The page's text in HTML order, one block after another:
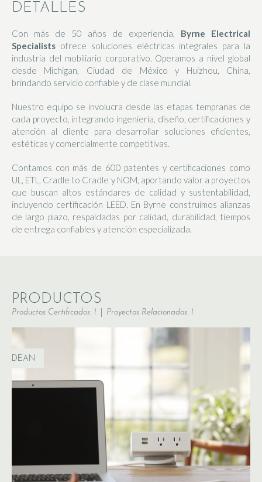
DETALLES
Con más de 50 años de experiencia, Byrne Electrical
Specialists ofrece soluciones eléctricas integrales para la
industria del mobiliario corporativo. Operamos a nivel global
desde Michigan, Ciudad de México y Huizhou, China,
brindando servicio confiable y de clase mundial.
Nuestro equipo se involucra desde las etapas tempranas de
cada proyecto, integrando ingeniería, diseño, certificaciones y
atención al cliente para desarrollar soluciones eficientes,
estéticas y comercialmente competitivas.
Contamos con más de 600 patentes y certificaciones como
UL, ETL, Cradle to Cradle y NOM, aportando valor a proyectos
que buscan altos estándares de calidad y sustentabilidad,
incluyendo certificación LEED. En Byrne construimos alianzas
de largo plazo, respaldadas por calidad, durabilidad, tiempos
de entrega confiables y atención especializada.
PRODUCTOS
Productos Certificados: 1 Proyectos Relacionados: 1
DEAN